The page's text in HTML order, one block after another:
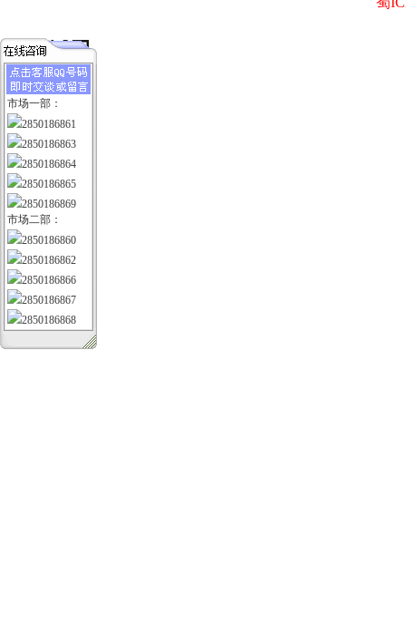
市场一部：
2850186861
2850186863
2850186864
2850186865
2850186869
市场二部：
2850186860
2850186862
2850186866
2850186867
2850186868